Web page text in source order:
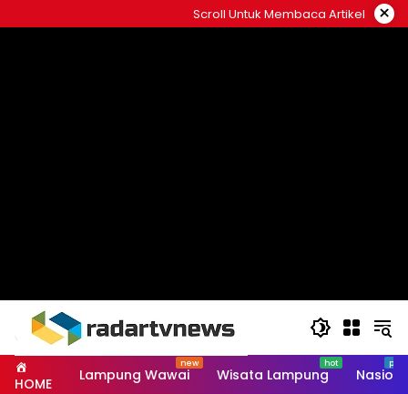
to
Scroll Untuk Membaca Artikel ×
HOME Lampung Wawai Wisata Lampung